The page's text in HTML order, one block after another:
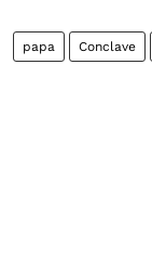
papa Conclave